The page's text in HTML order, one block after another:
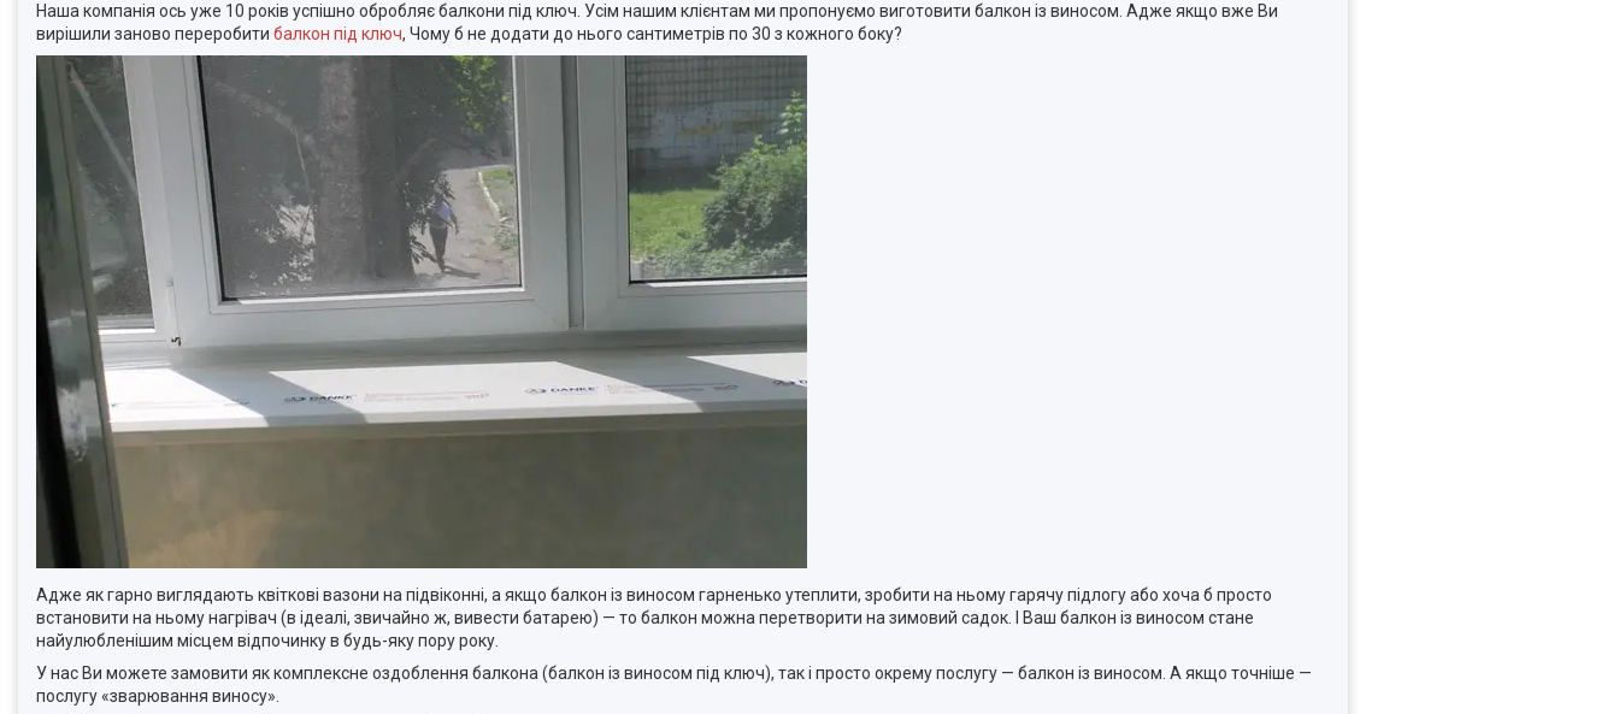
Наша компанія ось уже 10 років успішно обробляє балкони під ключ. Усім нашим клієнтам ми пропонуємо виготовити балкон із виносом. Адже якщо вже Ви
вирішили заново переробити балкон під ключ, Чому б не додати до нього сантиметрів по 30 з кожного боку?
Адже як гарно виглядають квіткові вазони на підвіконні, а якщо балкон із виносом гарненько утеплити, зробити на ньому гарячу підлогу або хоча б просто
встановити на ньому нагрівач (в ідеалі, звичайно ж, вивести батарею) — то балкон можна перетворити на зимовий садок. І Ваш балкон із виносом стане
найулюбленішим місцем відпочинку в будь-яку пору року.
У нас Ви можете замовити як комплексне оздоблення балкона (балкон із виносом під ключ), так і просто окрему послугу — балкон із виносом. А якщо точніше —
послугу «зварювання виносу».